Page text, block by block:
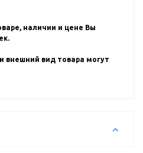
наличии и цене Вы
внешний вид товара могут